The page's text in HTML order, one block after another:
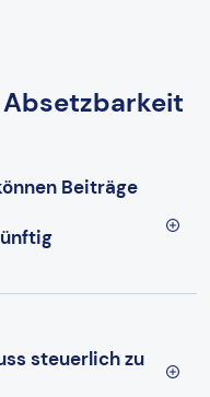
Beiträge
steuerlich zu